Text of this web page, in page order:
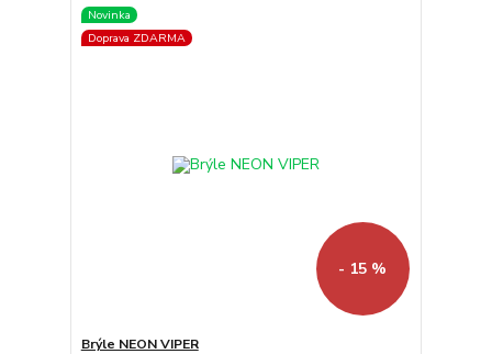
Novinka
Doprava ZDARMA
- 15 %
Brýle NEON VIPER